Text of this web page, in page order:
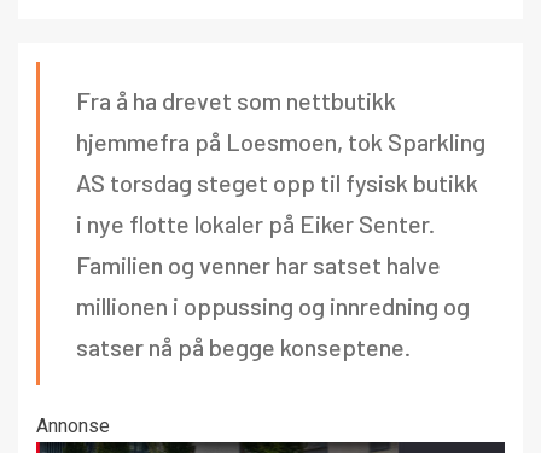
Fra å ha drevet som nettbutikk
hjemmefra på Loesmoen, tok Sparkling
AS torsdag steget opp til fysisk butikk
i nye flotte lokaler på Eiker Senter.
Familien og venner har satset halve
millionen i oppussing og innredning og
satser nå på begge konseptene.
Annonse